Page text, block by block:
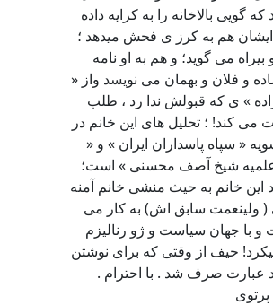
گويی بالاخانه را به کرايه داده
ايشان هم به کرز ی فحش ميدهد ؛
بيراه می گويد؛ و هم به او نامه
و فلان و بهمان می نويسد واز «
» ی که قبولش ندا رد ، طلب
می کند! ؛ تحليل های اين خانم در
« سپاه پاسداران ايران » و «
شيخ آصف محسنی » است؛
اين خانم به حيث منشی خانم آمنه
( ولينعمت سابق اش) به کار می
و با جهان سياست و ژو رناليزم
حيف از وقتی که برای نوشتن
عبارت صرف شد . با احترام .
پرتوی